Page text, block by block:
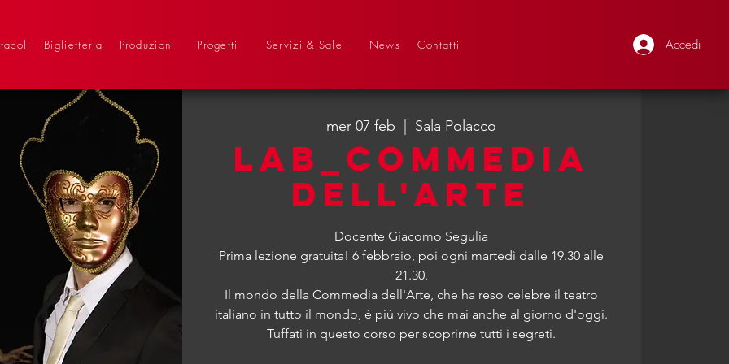
Accedi
Biglietteria Produzioni Progetti Servizi & Sale News Contatti
mer 07 feb Sala Polacco
LAB_COMMEDIA
DELL'ARTE
Docente Giacomo Segulia
Prima lezione gratuita! 6 febbraio, poi ogni martedì dalle 19.30 alle
21.30.
Il mondo della Commedia dell'Arte, che ha reso celebre il teatro
italiano in tutto il mondo, è più vivo che mai anche al giorno d'oggi.
Tuffati in questo corso per scoprirne tutti i segreti.